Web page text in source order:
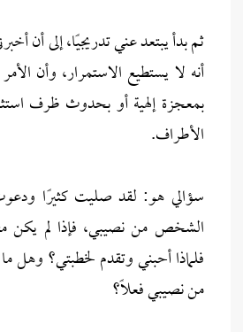
ثم بدأ يبتعد عني تدريجيًا، إلى أن
أنه لا يستطيع الاستمرار، وأن
بمعجزة إلهية أو بحدوث ظرف
الأطراف.
سؤالي هو: لقد صليت كثيرًا
الشخص من نصيبي، فإذا لم يكن
فلماذا أحبني وتقدم لخطبتي؟
من نصيبي فعلًا؟